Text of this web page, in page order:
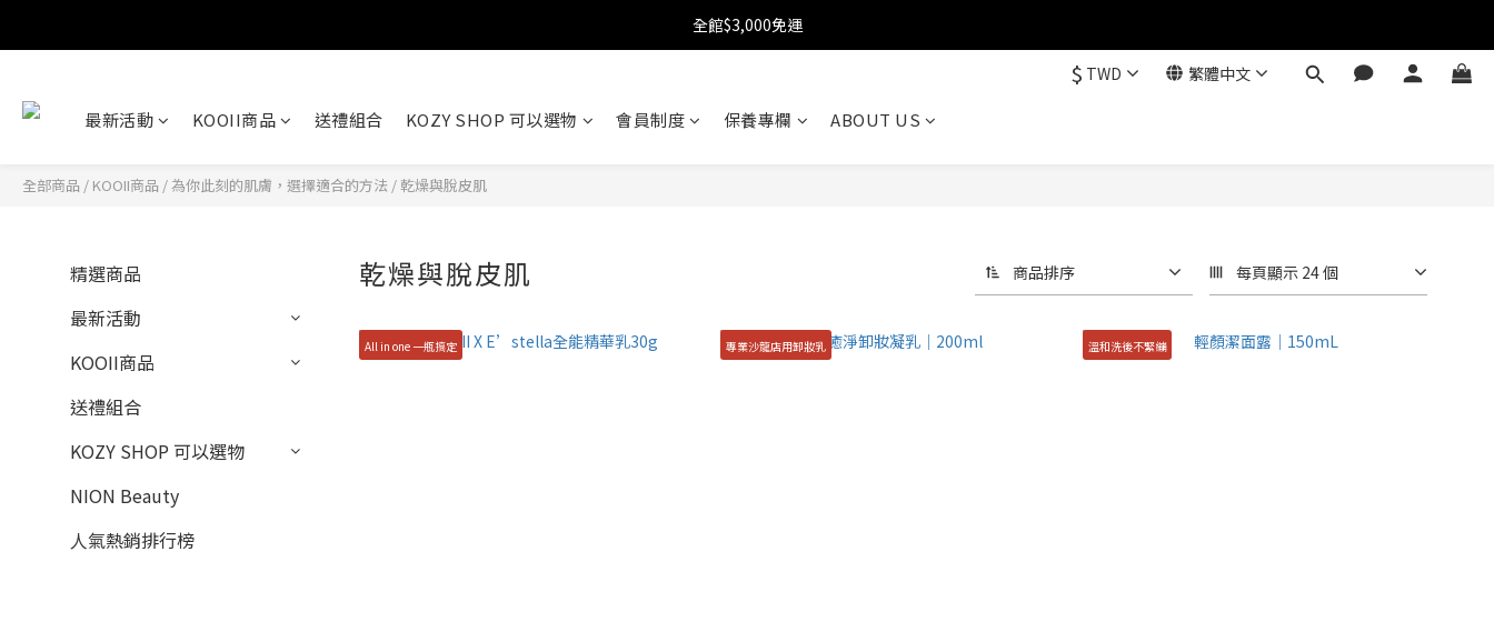
加入KOOII會員贈$100購物金➤立即加入
全館$3,000免運
$ TWD 繁體中文
最新活動 KOOII商品 送禮組合 KOZY SHOP 可以選物 會員制度 保養專欄 ABOUT US
全部商品 / KOOII商品 /為你此刻的肌膚，選擇適合的方法 /乾燥與脫皮肌
精選商品
最新活動
KOOII商品
送禮組合
KOZY SHOP 可以選物
NION Beauty
人氣熱銷排行榜
乾燥與脫皮肌 商品排序 每頁顯示 24 個
All in one 一瓶搞定 專業沙龍店用卸妝乳 溫和洗後不緊繃